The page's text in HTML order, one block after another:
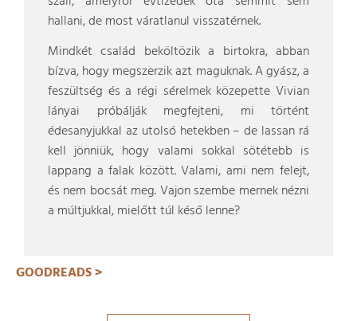
hallani, de most váratlanul visszatérnek.
Mindkét család beköltözik a birtokra, abban
bízva, hogy megszerzik azt maguknak. A gyász, a
feszültség és a régi sérelmek közepette Vivian
lányai próbálják megfejteni, mi történt
édesanyjukkal az utolsó hetekben – de lassan rá
kell jönniük, hogy valami sokkal sötétebb is
lappang a falak között. Valami, ami nem felejt,
és nem bocsát meg. Vajon szembe mernek nézni
a múltjukkal, mielőtt túl késő lenne?
GOODREADS >